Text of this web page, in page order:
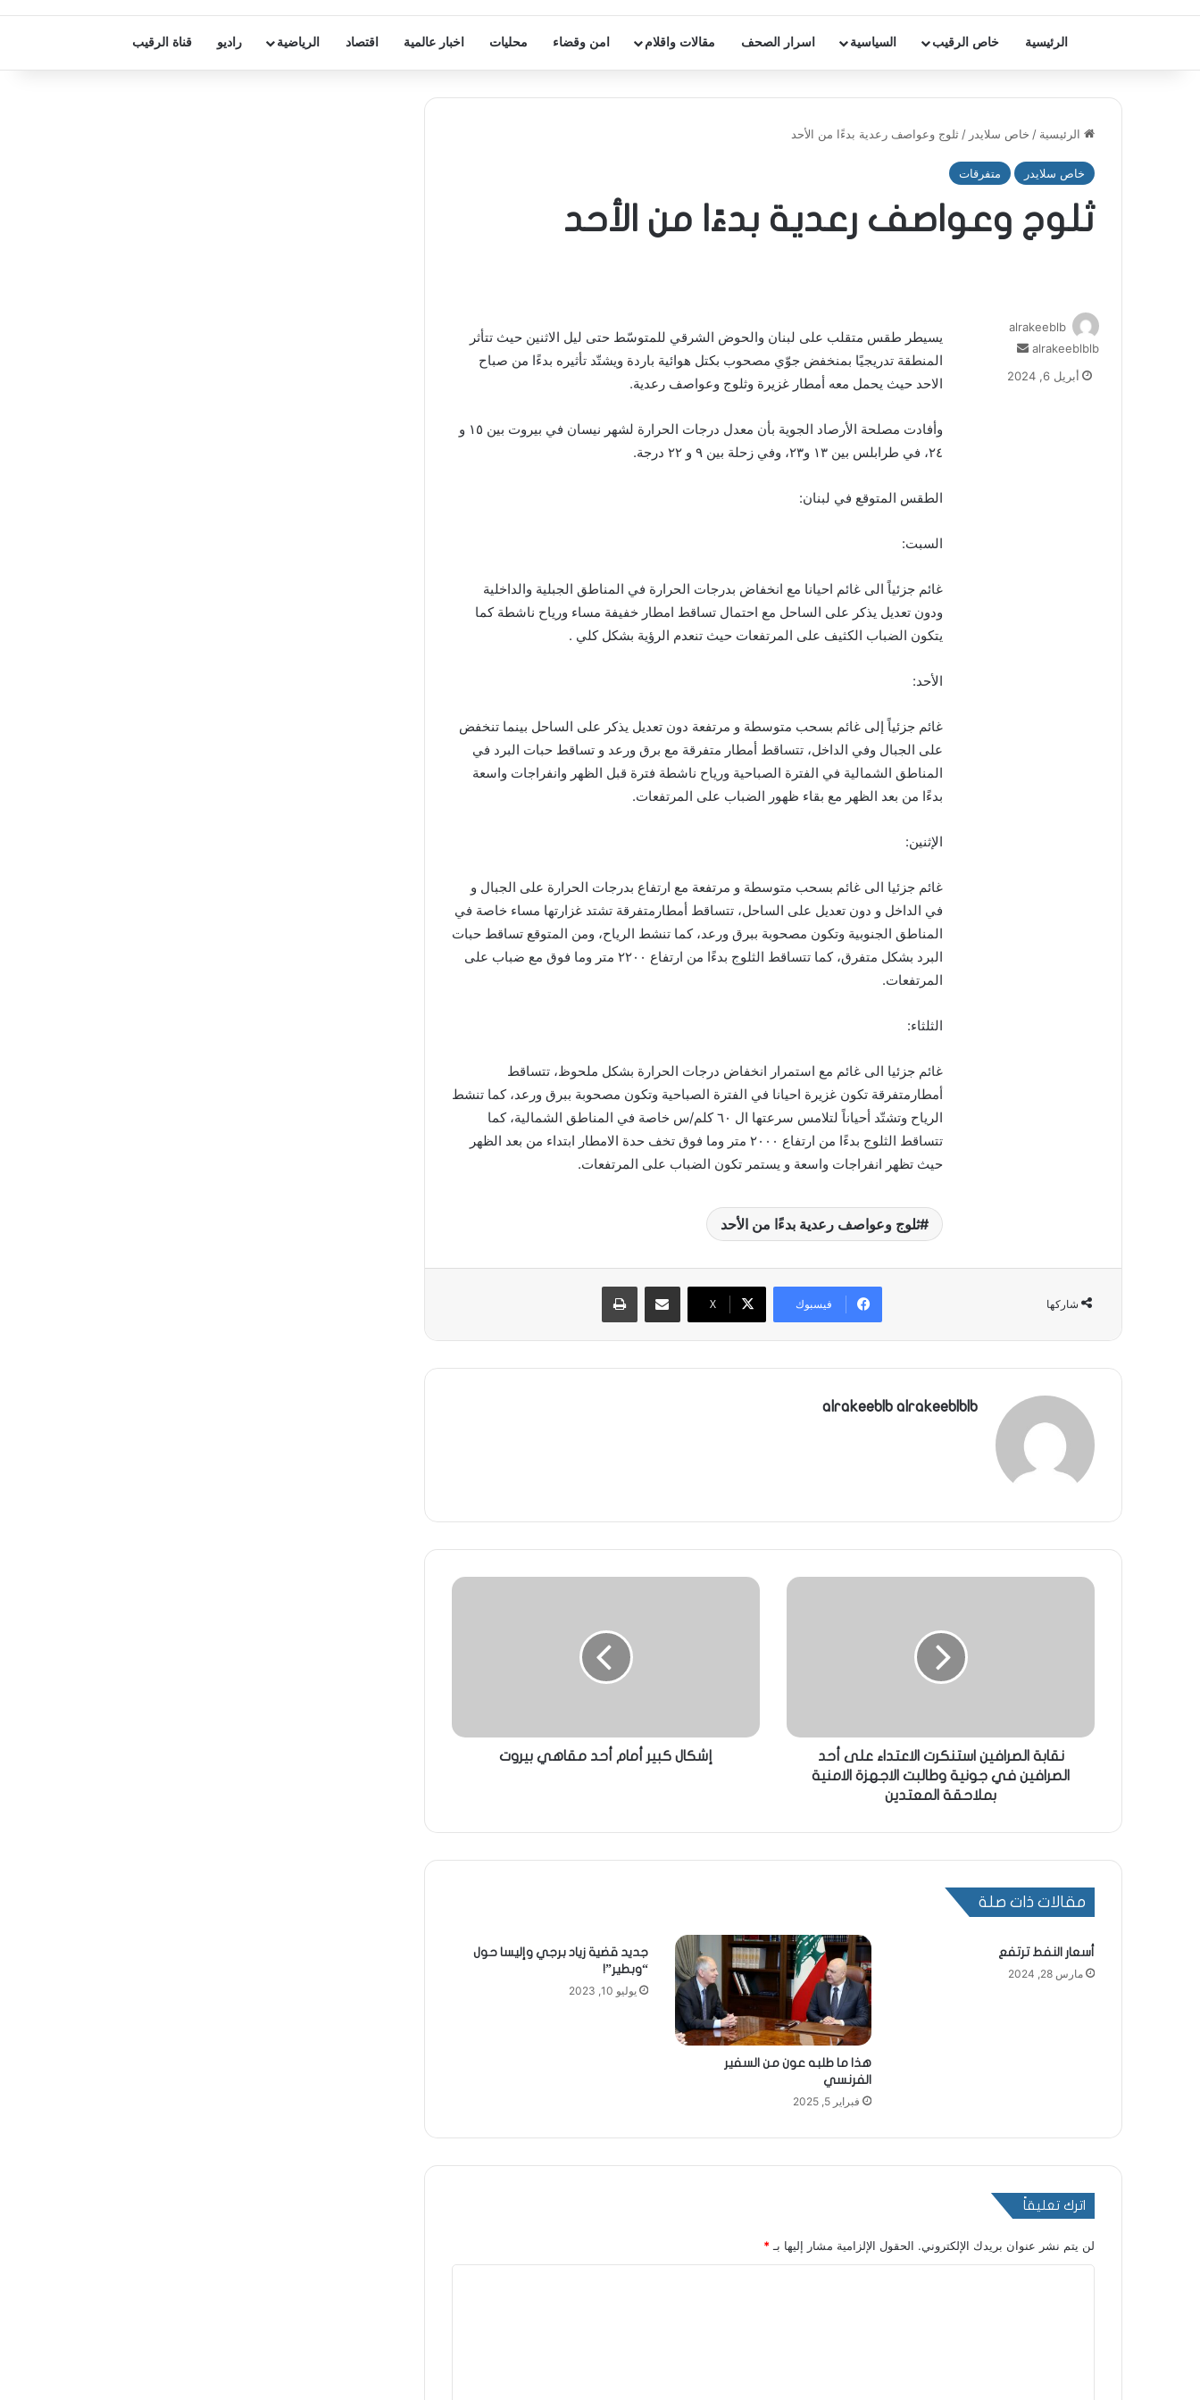
الرئيسية خاص الرقيب السياسية اسرار الصحف مقالات واقلام امن وقضاء محليات اخبار عالمية اقتصاد الرياضية راديو قناة الرقيب
الرئيسية / خاص سلايدر / ثلوج وعواصف رعدية بدءًا من الأحد
خاص سلايدر متفرقات
ثلوج وعواصف رعدية بدءًا من الأحد
يسيطر طقس متقلب على لبنان والحوض الشرقي للمتوسّط حتى ليل الاثنين حيث تتأثر
المنطقة تدريجيًا بمنخفض جوّي مصحوب بكتل هوائية باردة ويشتّد تأثيره بدءًا من صباح
الاحد حيث يحمل معه أمطار غزيرة وثلوج وعواصف رعدية.
وأفادت مصلحة الأرصاد الجوية بأن معدل درجات الحرارة لشهر نيسان في بيروت بين ١٥ و
٢٤، في طرابلس بين ١٣ و٢٣، وفي زحلة بين ٩ و ٢٢ درجة.
الطقس المتوقع في لبنان:
السبت:
غائم جزئياً الى غائم احيانا مع انخفاض بدرجات الحرارة في المناطق الجبلية والداخلية
ودون تعديل يذكر على الساحل مع احتمال تساقط امطار خفيفة مساء ورياح ناشطة كما
يتكون الضباب الكثيف على المرتفعات حيث تنعدم الرؤية بشكل كلي .
الأحد:
غائم جزئياً إلى غائم بسحب متوسطة و مرتفعة دون تعديل يذكر على الساحل بينما تنخفض
على الجبال وفي الداخل، تتساقط أمطار متفرقة مع برق ورعد و تساقط حبات البرد في
المناطق الشمالية في الفترة الصباحية ورياح ناشطة فترة قبل الظهر وانفراجات واسعة
بدءًا من بعد الظهر مع بقاء ظهور الضباب على المرتفعات.
الإثنين:
غائم جزئيا الى غائم بسحب متوسطة و مرتفعة مع ارتفاع بدرجات الحرارة على الجبال و
في الداخل و دون تعديل على الساحل، تتساقط أمطارمتفرقة تشتد غزارتها مساء خاصة في
المناطق الجنوبية وتكون مصحوبة ببرق ورعد، كما تنشط الرياح، ومن المتوقع تساقط حبات
البرد بشكل متفرق، كما تتساقط الثلوج بدءًا من ارتفاع ٢٢٠٠ متر وما فوق مع ضباب على
المرتفعات.
الثلثاء:
غائم جزئيا الى غائم مع استمرار انخفاض درجات الحرارة بشكل ملحوظ، تتساقط
أمطارمتفرقة تكون غزيرة احيانا في الفترة الصباحية وتكون مصحوبة ببرق ورعد، كما تنشط
الرياح وتشتّد أحياناً لتلامس سرعتها ال ٦٠ كلم/س خاصة في المناطق الشمالية، كما
تتساقط الثلوج بدءًا من ارتفاع ٢٠٠٠ متر وما فوق تخف حدة الامطار ابتداء من بعد الظهر
حيث تظهر انفراجات واسعة و يستمر تكون الضباب على المرتفعات.
ثلوج وعواصف رعدية بدءًا من الأحد
alrakeeblb
alrakeeblblb
أرسل
إلكترونيا
أبريل 6, 2024
شاركها فيسبوك X
مشاركة عبر البريد طباعة
alrakeeblb alrakeeblblb
نقابة الصرافين استنكرت الاعتداء على أحد
الصرافين في جونية وطالبت الاجهزة الامنية
بملاحقة المعتدين
إشكال كبير أمام أحد مقاهي بيروت
مقالات ذات صلة
أسعار النفط ترتفع
مارس 28, 2024
هذا ما طلبه عون من السفير
الفرنسي
فبراير 5, 2025
جديد قضية زياد برجي وإليسا حول
“وبطير”!
يوليو 10, 2023
اترك تعليقاً
لن يتم نشر عنوان بريدك الإلكتروني. الحقول الإلزامية مشار إليها بـ *